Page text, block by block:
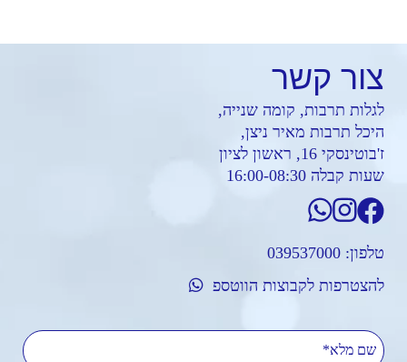
צור קשר
לגלות תרבות, קומה שנייה,
היכל תרבות מאיר ניצן,
ז'בוטינסקי 16, ראשון לציון
שעות קבלה 16:00-08:30
טלפון: 039537000
להצטרפות לקבוצות הווטספ
שם מלא